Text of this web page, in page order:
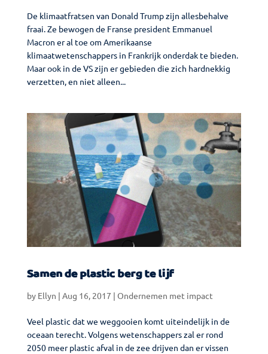
De klimaatfratsen van Donald Trump zijn allesbehalve
fraai. Ze bewogen de Franse president Emmanuel
Macron er al toe om Amerikaanse
klimaatwetenschappers in Frankrijk onderdak te bieden.
Maar ook in de VS zijn er gebieden die zich hardnekkig
verzetten, en niet alleen...
Samen de plastic berg te lijf
by Ellyn | Aug 16, 2017 | Ondernemen met impact
Veel plastic dat we weggooien komt uiteindelijk in de
oceaan terecht. Volgens wetenschappers zal er rond
2050 meer plastic afval in de zee drijven dan er vissen